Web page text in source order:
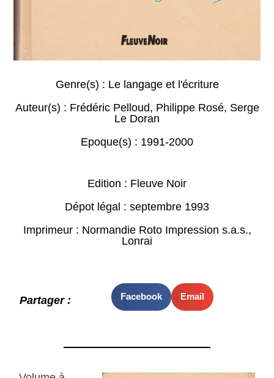
Genre(s) : Le langage et l'écriture
Auteur(s) : Frédéric Pelloud, Philippe Rosé, Serge
Le Doran
Epoque(s) : 1991-2000
Edition : Fleuve Noir
Dépot légal : septembre 1993
Imprimeur : Normandie Roto Impression s.a.s.,
Lonrai
Partager : Facebook Email